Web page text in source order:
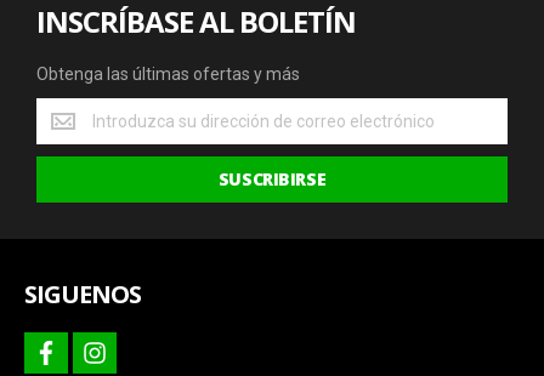
INSCRÍBASE AL BOLETÍN
Obtenga las últimas ofertas y más
Obtenga
las
últimas
y
SUSCRIBIRSE
SIGUENOS
facebookinstagram